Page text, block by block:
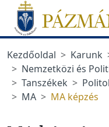
Ugrás a menüre
Ugrás a tartalomra
Kezdőoldal
Karunk
Nemzetközi és
Tanszékek
MA
MA képzés